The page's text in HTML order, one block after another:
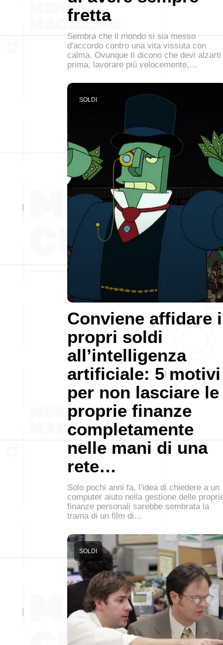
fretta
Sembra che il mondo si sia messo
d'accordo contro una vita vissuta con
calma. Ovunque ti dicono che devi alzarti
prima, lavorare più velocemente,…
Conviene affidare i
propri soldi
all’intelligenza
artificiale: 5 motivi
per non lasciare le
proprie finanze
completamente
nelle mani di una
rete…
SOLDI
Solo pochi anni fa, l’idea di chiedere a un
computer aiuto nella gestione delle
finanze personali sarebbe sembrata la
trama di un film di…
SOLDI